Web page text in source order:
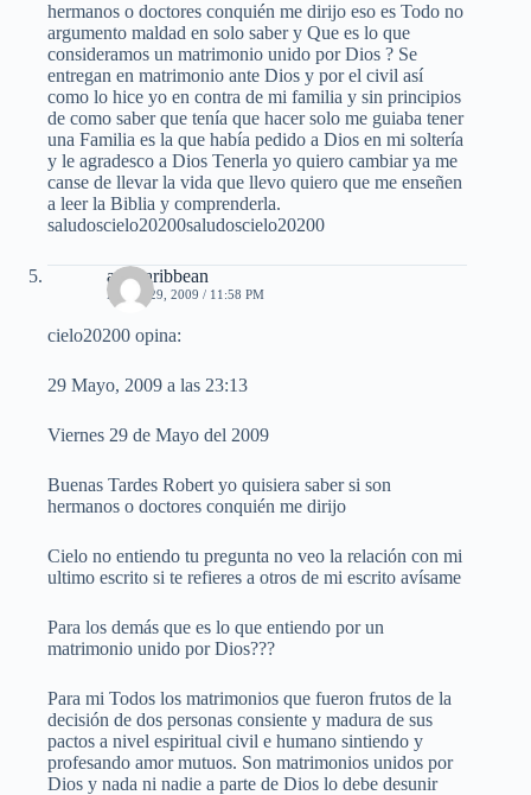
hermanos o doctores conquién me dirijo eso es Todo no
argumento maldad en solo saber y Que es lo que
consideramos un matrimonio unido por Dios ? Se
entregan en matrimonio ante Dios y por el civil así
como lo hice yo en contra de mi familia y sin principios
de como saber que tenía que hacer solo me guiaba tener
una Familia es la que había pedido a Dios en mi soltería
y le agradesco a Dios Tenerla yo quiero cambiar ya me
canse de llevar la vida que llevo quiero que me enseñen
a leer la Biblia y comprenderla.
saludoscielo20200saludoscielo20200
afrocaribbean
MAYO 29, 2009 / 11:58 PM
cielo20200 opina:
29 Mayo, 2009 a las 23:13
Viernes 29 de Mayo del 2009
Buenas Tardes Robert yo quisiera saber si son
hermanos o doctores conquién me dirijo
Cielo no entiendo tu pregunta no veo la relación con mi
ultimo escrito si te refieres a otros de mi escrito avísame
Para los demás que es lo que entiendo por un
matrimonio unido por Dios???
Para mi Todos los matrimonios que fueron frutos de la
decisión de dos personas consiente y madura de sus
pactos a nivel espiritual civil e humano sintiendo y
profesando amor mutuos. Son matrimonios unidos por
Dios y nada ni nadie a parte de Dios lo debe desunir